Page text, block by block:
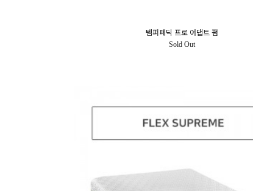
템퍼페딕 프로 어댑트 펌
Sold Out